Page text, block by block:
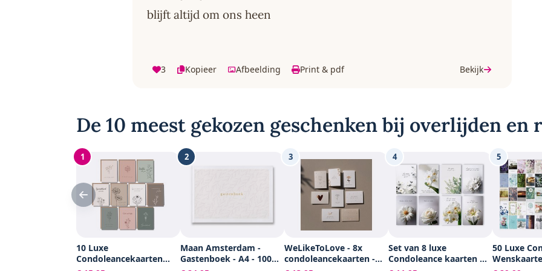
blijft altijd om ons heen
3 Kopieer Afbeelding Print & pdf Bekijk
De 10 meest gekozen geschenken bij overlijden en
1
10 Luxe
Condoleancekaarten
2
Maan Amsterdam -
Gastenboek - A4 - 100
3
WeLikeToLove - 8x
condoleancekaarten -
4
Set van 8 luxe
Condoleance kaarten A6
5
50 Luxe